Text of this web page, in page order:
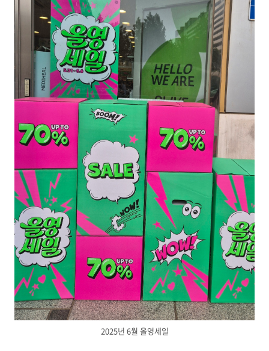
2025년 6월 올영세일